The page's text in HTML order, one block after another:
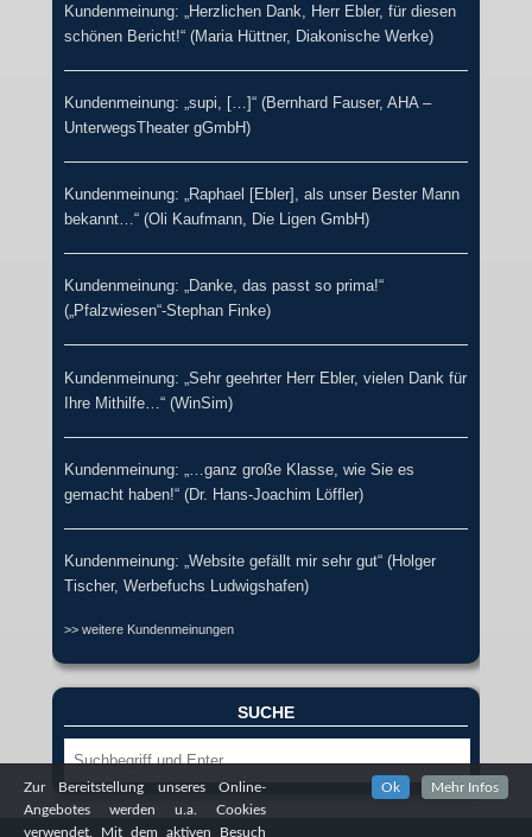
Kundenmeinung: „Herzlichen Dank, Herr Ebler, für diesen
schönen Bericht!“ (Maria Hüttner, Diakonische Werke)
Kundenmeinung: „supi, […]“ (Bernhard Fauser, AHA –
UnterwegsTheater gGmbH)
Kundenmeinung: „Raphael [Ebler], als unser Bester Mann
bekannt…“ (Oli Kaufmann, Die Ligen GmbH)
Kundenmeinung: „Danke, das passt so prima!“
(„Pfalzwiesen“-Stephan Finke)
Kundenmeinung: „Sehr geehrter Herr Ebler, vielen Dank für
Ihre Mithilfe…“ (WinSim)
Kundenmeinung: „…ganz große Klasse, wie Sie es
gemacht haben!“ (Dr. Hans-Joachim Löffler)
Kundenmeinung: „Website gefällt mir sehr gut“ (Holger
Tischer, Werbefuchs Ludwigshafen)
>> weitere Kundenmeinungen
SUCHE
Zur Bereitstellung unseres Online-
Angebotes werden u.a. Cookies
verwendet. Mit dem aktiven Besuch
Ok Mehr Infos